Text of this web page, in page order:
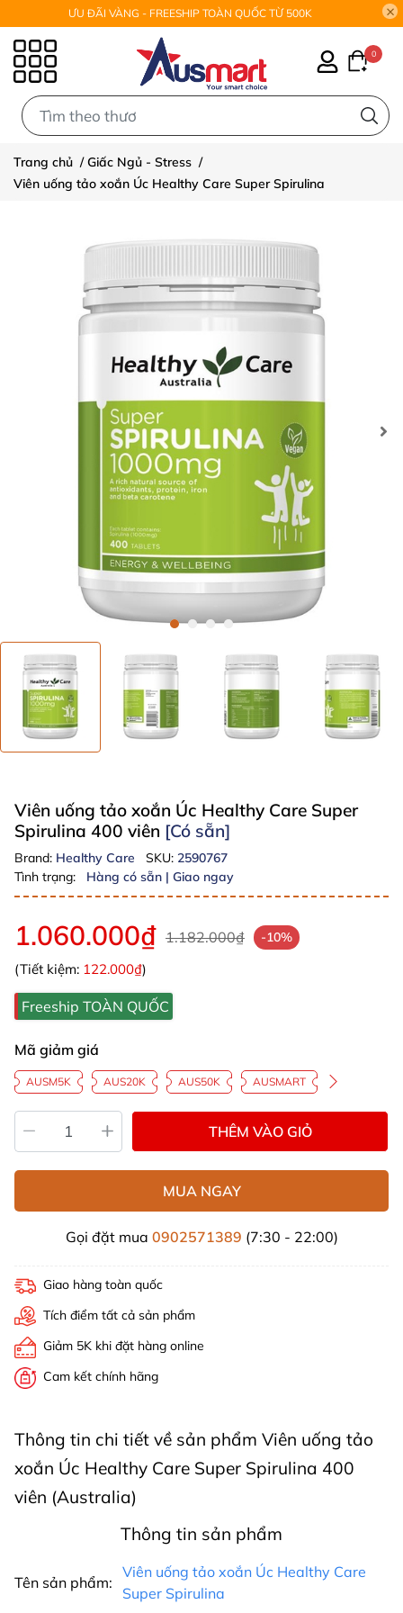
ƯU ĐÃI VÀNG - FREESHIP TOÀN QUỐC TỪ 500K
0
Trang chủ /Giấc Ngủ - Stress /
Viên uống tảo xoắn Úc Healthy Care Super Spirulina
Viên uống tảo xoắn Úc Healthy Care Super
Spirulina 400 viên [Có sẵn]
Brand: Healthy Care SKU: 2590767
Tình trạng:
Hàng có sẵn | Giao ngay
1.060.000₫ 1.182.000₫ -10%
(Tiết kiệm: 122.000₫)
Freeship TOÀN QUỐC
Mã giảm giá
AUSM5K AUS20K AUS50K AUSMART
THÊM VÀO GIỎ
MUA NGAY
Gọi đặt mua 0902571389 (7:30 - 22:00)
Giao hàng toàn quốc
Tích điểm tất cả sản phẩm
Giảm 5K khi đặt hàng online
Cam kết chính hãng
Thông tin chi tiết về sản phẩm Viên uống tảo
xoắn Úc Healthy Care Super Spirulina 400
viên (Australia)
Thông tin sản phẩm
Tên sản phẩm:
Viên uống tảo xoắn Úc Healthy Care
Super Spirulina